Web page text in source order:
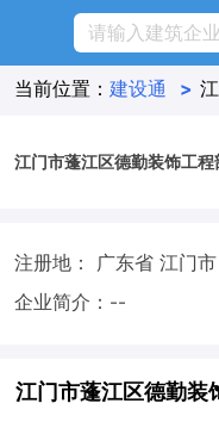
当前位置： 建设通 >
江门市蓬江区德勤装饰工程
注册地： 广东省 江门市
企业简介：--
江门市蓬江区德勤装